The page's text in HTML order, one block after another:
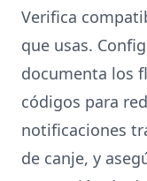
Verifica
que usas.
documenta los
códigos para
notificaciones
de canje, y